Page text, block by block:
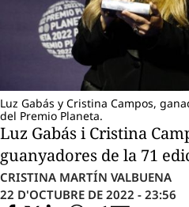
Luz Gabás y Cristina Campos,
del Premio Planeta.
Luz Gabás i Cristina
guanyadores de la 71
CRISTINA MARTÍN VALBUENA
22 D'OCTUBRE DE 2022 - 23:56